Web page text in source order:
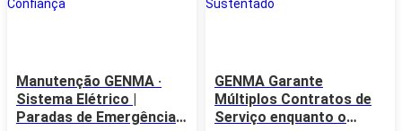
Manutenção GENMA ·
Sistema Elétrico |
Paradas de Emergência:
GENMA Garante
Múltiplos Contratos de
Serviço enquanto o